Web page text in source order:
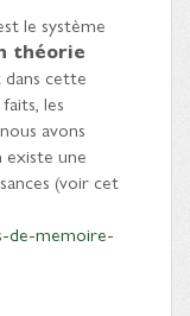
le système
théorie
dans cette
les
avons
existe une
(voir cet
de-memoire-